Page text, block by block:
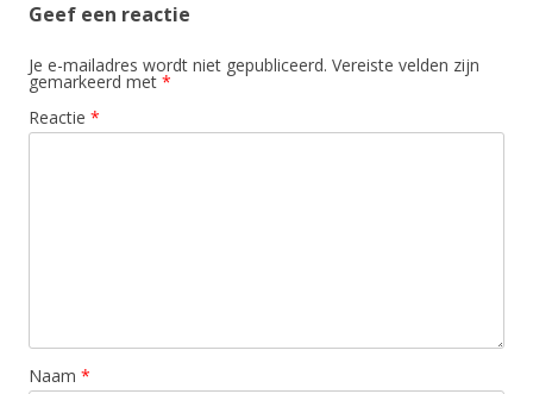
Geef een reactie
Je e-mailadres wordt niet gepubliceerd. Vereiste velden zijn
gemarkeerd met *
Reactie *
Naam *